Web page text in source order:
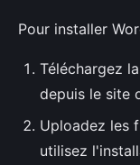
Pour installer
Téléchargez
depuis le site
Uploadez les
utilisez